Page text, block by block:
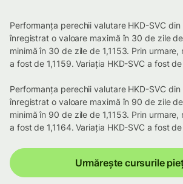
Performanța perechii valutare HKD-SVC
înregistrat o valoare maximă în 30 de zile
minimă în 30 de zile de 1,1153. Prin
a fost de 1,1159. Variația HKD-SVC a fost
Performanța perechii valutare HKD-SVC
înregistrat o valoare maximă în 90 de zile de
minimă în 90 de zile de 1,1153. Prin
a fost de 1,1164. Variația HKD-SVC a fost
Urmărește cursurile